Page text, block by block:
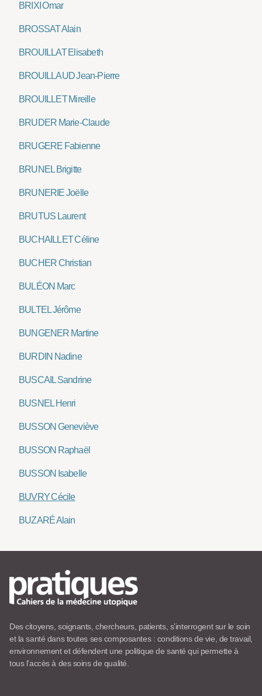
BRIXI Omar
BROSSAT Alain
BROUILLAT Elisabeth
BROUILLAUD Jean-Pierre
BROUILLET Mireille
BRUDER Marie-Claude
BRUGERE Fabienne
BRUNEL Brigitte
BRUNERIE Joëlle
BRUTUS Laurent
BUCHAILLET Céline
BUCHER Christian
BULÉON Marc
BULTEL Jérôme
BUNGENER Martine
BURDIN Nadine
BUSCAIL Sandrine
BUSNEL Henri
BUSSON Geneviève
BUSSON Raphaël
BUSSON Isabelle
BUVRY Cécile
BUZARÉ Alain
Des citoyens, soignants, chercheurs, patients, s’interrogent sur le soin
et la santé dans toutes ses composantes : conditions de vie, de travail,
environnement et défendent une politique de santé qui permette à
tous l’accès à des soins de qualité.